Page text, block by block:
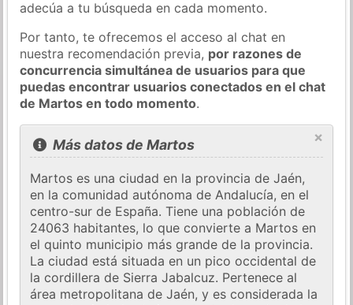
adecúa a tu búsqueda en cada momento.
Por tanto, te ofrecemos el acceso al chat en
nuestra recomendación previa, por razones de
concurrencia simultánea de usuarios para que
puedas encontrar usuarios conectados en el chat
de Martos en todo momento.
×
Más datos de Martos
Martos es una ciudad en la provincia de Jaén,
en la comunidad autónoma de Andalucía, en el
centro-sur de España. Tiene una población de
24063 habitantes, lo que convierte a Martos en
el quinto municipio más grande de la provincia.
La ciudad está situada en un pico occidental de
la cordillera de Sierra Jabalcuz. Pertenece al
área metropolitana de Jaén, y es considerada la